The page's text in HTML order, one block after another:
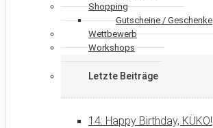
Shopping
Gutscheine / Geschenke
Wettbewerb
Workshops
Letzte Beiträge
14: Happy Birthday, KÜKO!